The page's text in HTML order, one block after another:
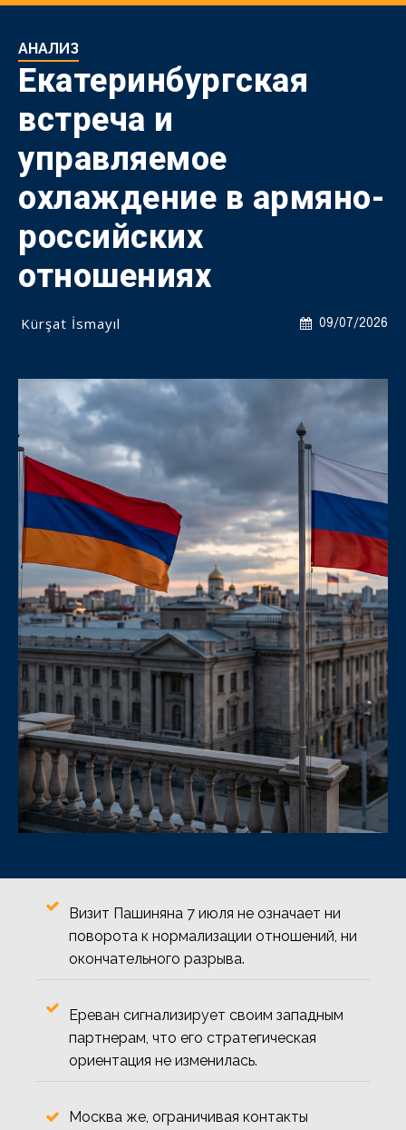
АНАЛИЗ
Екатеринбургская
встреча и
управляемое
охлаждение в армяно-
российских
отношениях
09/07/2026
Kürşat İsmayıl
Визит Пашиняна 7 июля не означает ни
поворота к нормализации отношений, ни
окончательного разрыва.
Ереван сигнализирует своим западным
партнерам, что его стратегическая
ориентация не изменилась.
Москва же, ограничивая контакты